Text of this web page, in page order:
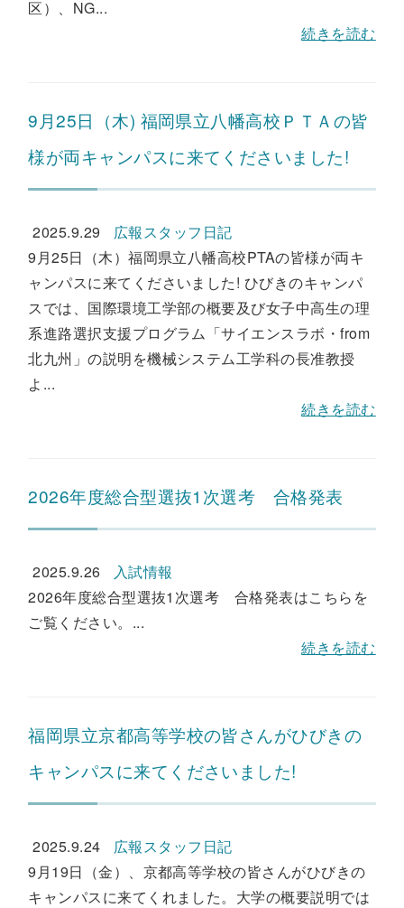
区）、NG...
続きを読む
9月25日（木) 福岡県立八幡高校ＰＴＡの皆
様が両キャンパスに来てくださいました!
2025.9.29
広報スタッフ日記
9月25日（木）福岡県立八幡高校PTAの皆様が両キ
ャンパスに来てくださいました! ひびきのキャンパ
スでは、国際環境工学部の概要及び女子中高生の理
系進路選択支援プログラム「サイエンスラボ・from
北九州」の説明を機械システム工学科の長准教授
よ...
続きを読む
2026年度総合型選抜1次選考 合格発表
2025.9.26
入試情報
2026年度総合型選抜1次選考 合格発表はこちらを
ご覧ください。...
続きを読む
福岡県立京都高等学校の皆さんがひびきの
キャンパスに来てくださいました!
2025.9.24
広報スタッフ日記
9月19日（金）、京都高等学校の皆さんがひびきの
キャンパスに来てくれました。大学の概要説明では